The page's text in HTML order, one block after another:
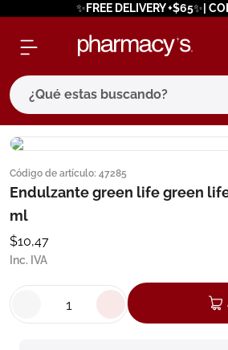
✨FREE DELIVERY +$65✨|
¿Qué estas buscando?
Código de artículo: 47285
Endulzante green life green
ml
$10,47
Inc. IVA
términos más buscados
1. eucerin
4.
5. cerave